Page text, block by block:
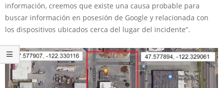
información, creemos que existe una causa probable para
buscar información en posesión de Google y relacionada con
los dispositivos ubicados cerca del lugar del incidente”.